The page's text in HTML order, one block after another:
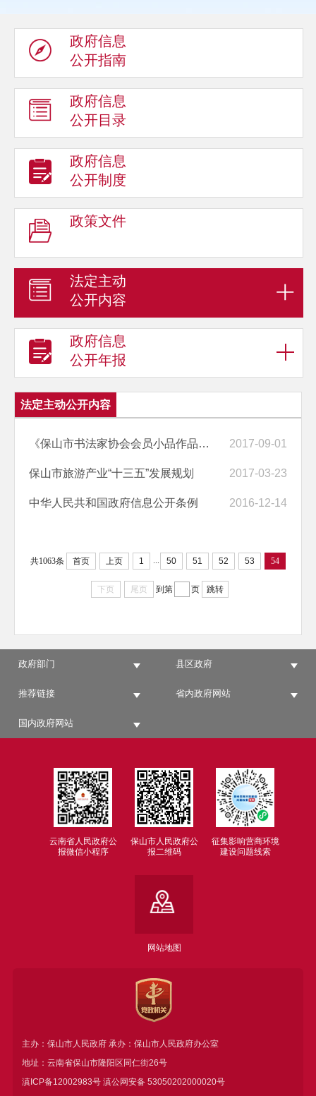
政府信息
公开指南
政府信息
公开目录
政府信息
公开制度
政策文件
法定主动
公开内容
政府信息
公开年报
法定主动公开内容
《保山市书法家协会会员小品作品展》在保山市博物馆开展 2017-09-01
保山市旅游产业“十三五”发展规划 2017-03-23
中华人民共和国政府信息公开条例 2016-12-14
共1063条 首页 上页 1 ... 50 51 52 53 54
下页 尾页 到第 页 跳转
政府部门 县区政府
推荐链接 省内政府网站
国内政府网站
云南省人民政府公
报微信小程序
保山市人民政府公
报二维码
征集影响营商环境
建设问题线索
网站地图
主办：保山市人民政府 承办：保山市人民政府办公室
地址：云南省保山市隆阳区同仁街26号
滇ICP备12002983号滇公网安备 53050202000020号